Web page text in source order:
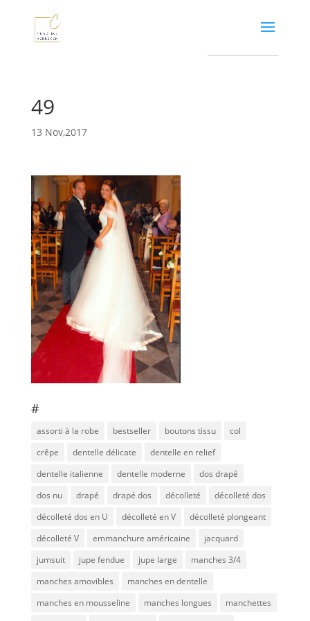
49
13 Nov,2017
#
assorti à la robe bestseller boutons tissu
col
crêpe
dentelle délicate
dentelle en relief
dentelle italienne
dentelle moderne
dos drapé
dos nu
drapé drapé dos décolleté
décolleté dos
décolleté dos en U
décolleté en V
décolleté plongeant
décolleté V
emmanchure américaine
jacquard
jumsuit
jupe fendue jupe large
manches 3/4
manches amovibles
manches en dentelle
manches en mousseline
manches longues
manchettes